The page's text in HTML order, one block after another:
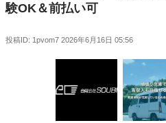
験OK＆前払い可
投稿ID: 1pvom7 2026年6月16日 05:56